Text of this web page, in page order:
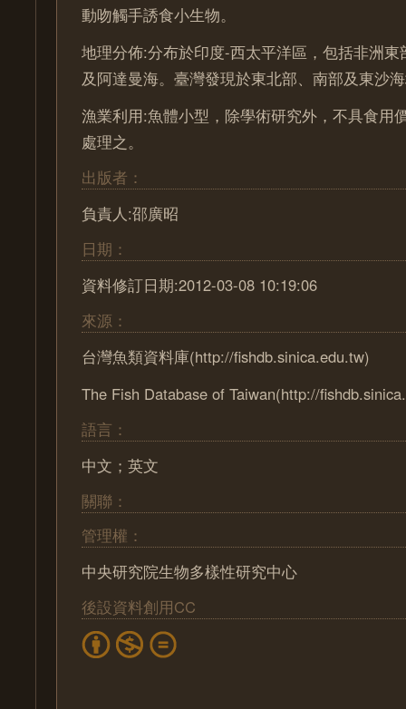
動吻觸手誘食小生物。
地理分佈:分布於印度-西太平洋區，包括非洲
及阿達曼海。臺灣發現於東北部、南部及東沙
漁業利用:魚體小型，除學術研究外，不具食用
處理之。
出版者：
負責人:邵廣昭
日期：
資料修訂日期:2012-03-08 10:19:06
來源：
台灣魚類資料庫(http://fishdb.sinica.edu.tw)
The Fish Database of Taiwan(http://
語言：
中文；英文
關聯：
管理權：
中央研究院生物多樣性研究中心
後設資料創用CC